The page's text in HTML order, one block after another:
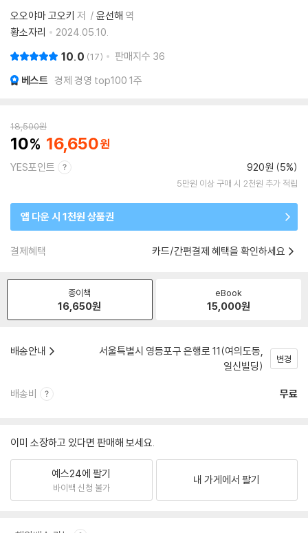
오오야마 고오키 저 윤선해 역
황소자리
2024.05.10.
10.0 17 판매지수 36
베스트 경제 경영 top100 1주
18,500원
10 16,650
YES포인트 920원 (5%)
5만원 이상 구매 시 2천원 추가 적립
앱 다운 시 1천원 상품권
결제혜택 카드/간편결제 혜택을 확인하세요
종이책
16,650원
eBook
15,000원
배송안내
서울특별시 영등포구 은행로 11(여의도동,
일신빌딩)
변경
배송비 무료
이미 소장하고 있다면 판매해 보세요.
예스24에 팔기
바이백 신청 불가
내 가게에서 팔기